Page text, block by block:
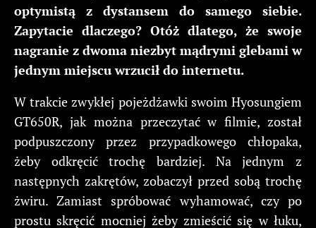
optymistą z dystansem do samego siebie.
Zapytacie dlaczego? Otóż dlatego, że swoje
nagranie z dwoma niezbyt mądrymi glebami w
jednym miejscu wrzucił do internetu.
W trakcie zwykłej pojeżdżawki swoim Hyosungiem
GT650R, jak można przeczytać w filmie, został
podpuszczony przez przypadkowego chłopaka,
żeby odkręcić trochę bardziej. Na jednym z
następnych zakrętów, zobaczył przed sobą trochę
żwiru. Zamiast spróbować wyhamować, czy po
prostu skręcić mocniej żeby zmieścić się w łuku,